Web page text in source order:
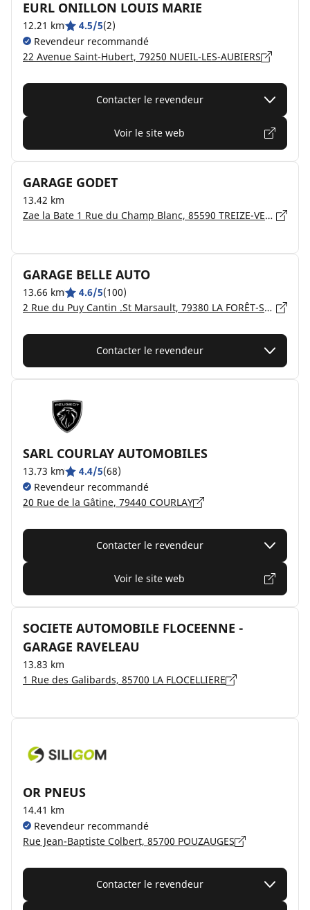
EURL ONILLON LOUIS MARIE
12.21 km 4.5/5(2)
Revendeur recommandé
22 Avenue Saint-Hubert, 79250 NUEIL-LES-AUBIERS
Contacter le revendeur
Voir le site web
GARAGE GODET
13.42 km
Zae la Bate 1 Rue du Champ Blanc, 85590 TREIZE-VENTS
GARAGE BELLE AUTO
13.66 km 4.6/5(100)
2 Rue du Puy Cantin .St Marsault, 79380 LA FORÊT-SUR-SÈVRE
Contacter le revendeur
SARL COURLAY AUTOMOBILES
13.73 km 4.4/5(68)
Revendeur recommandé
20 Rue de la Gâtine, 79440 COURLAY
Contacter le revendeur
Voir le site web
SOCIETE AUTOMOBILE FLOCEENNE -
GARAGE RAVELEAU
13.83 km
1 Rue des Galibards, 85700 LA FLOCELLIERE
OR PNEUS
14.41 km
Revendeur recommandé
Rue Jean-Baptiste Colbert, 85700 POUZAUGES
Contacter le revendeur